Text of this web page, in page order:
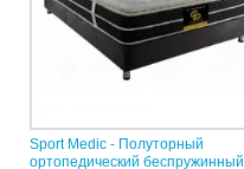
Sport Medic - Полуторный
ортопедический беспружинный